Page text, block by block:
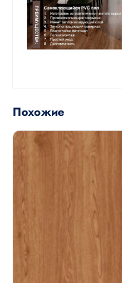
Похожие